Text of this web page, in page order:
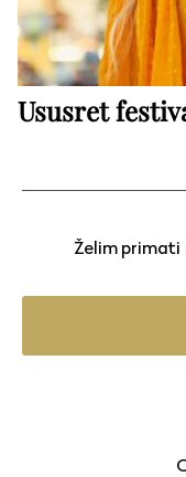
Ususret
Želim primati